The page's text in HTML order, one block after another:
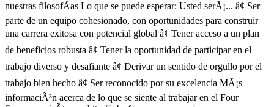
nuestras filosofÃ­as Lo que se puede esperar: Usted serÃ¡... â¢ Ser
parte de un equipo cohesionado, con oportunidades para construir
una carrera exitosa con potencial global â¢ Tener acceso a un plan
de beneficios robusta â¢ Tener la oportunidad de participar en el
trabajo diverso y desafiante â¢ Derivar un sentido de orgullo por el
trabajo bien hecho â¢ Ser reconocido por su excelencia MÃ¡s
informaciÃ³n acerca de lo que se siente al trabajar en el Four